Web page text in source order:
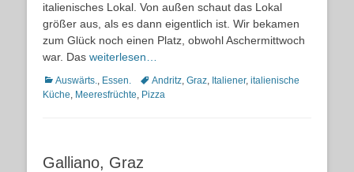
italienisches Lokal. Von außen schaut das Lokal
größer aus, als es dann eigentlich ist. Wir bekamen
zum Glück noch einen Platz, obwohl Aschermittwoch
war. Das weiterlesen…
Kategorien
Auswärts., Essen. Schlagworte
Andritz, Graz, Italiener, italienische
Küche, Meeresfrüchte, Pizza
Galliano, Graz